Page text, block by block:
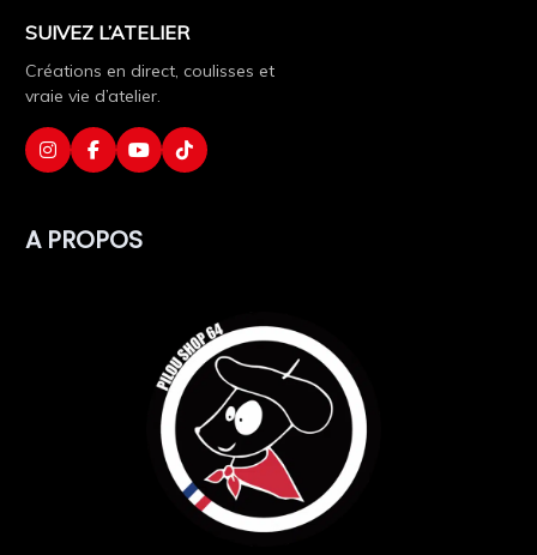
SUIVEZ L’ATELIER
Créations en direct, coulisses et
vraie vie d’atelier.
A PROPOS